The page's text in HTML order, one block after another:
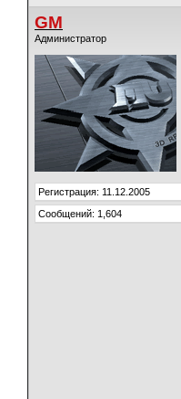
GM
Администратор
Регистрация: 11.12.2005
Сообщений: 1,604